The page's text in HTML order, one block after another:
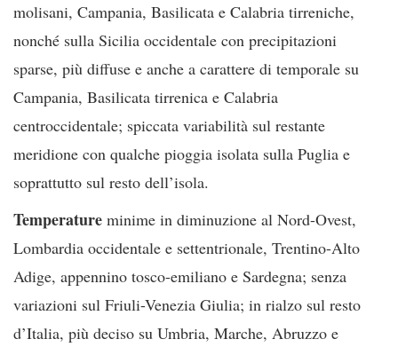
molisani, Campania, Basilicata e Calabria tirreniche,
nonché sulla Sicilia occidentale con precipitazioni
sparse, più diffuse e anche a carattere di temporale su
Campania, Basilicata tirrenica e Calabria
centroccidentale; spiccata variabilità sul restante
meridione con qualche pioggia isolata sulla Puglia e
soprattutto sul resto dell’isola.
Temperature minime in diminuzione al Nord-Ovest,
Lombardia occidentale e settentrionale, Trentino-Alto
Adige, appennino tosco-emiliano e Sardegna; senza
variazioni sul Friuli-Venezia Giulia; in rialzo sul resto
d’Italia, più deciso su Umbria, Marche, Abruzzo e